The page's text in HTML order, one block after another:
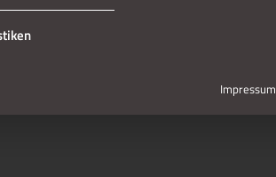
und kann nicht abgewählt werden.
Impressum